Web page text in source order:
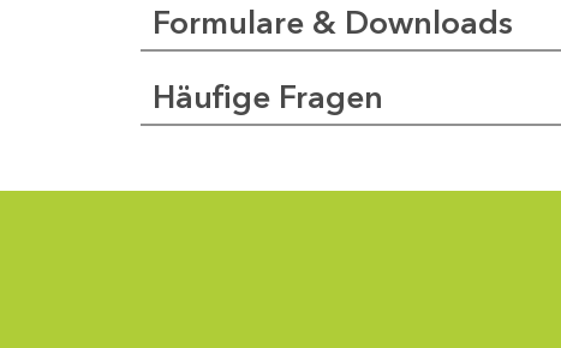
Formulare & Downloads
Häufige Fragen